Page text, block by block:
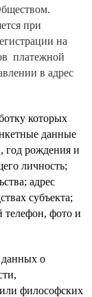
при
на
платежной
в адрес
которых
данные
год рождения и
личность;
адрес
субъекта;
телефон, фото и
данных о
философских